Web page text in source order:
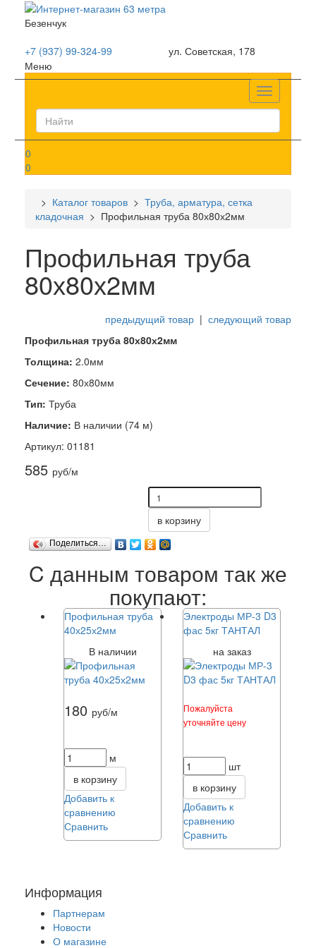
Безенчук
+7 (937) 99-324-99
ул. Советская, 178
Меню
Список
0
0
> Каталог товаров > Труба, арматура, сетка
кладочная > Профильная труба 80х80х2мм
Профильная труба
80х80х2мм
предыдущий товар | следующий товар
Профильная труба 80х80х2мм
Толщина: 2.0мм
Сечение: 80х80мм
Тип: Труба
Наличие: В наличии (74 м)
Артикул: 01181
585 руб/м
в корзину
Поделиться…
C данным товаром так же
покупают:
Профильная труба
40х25х2мм
В наличии
180 руб/м
м
в корзину
Добавить к
сравнению
Сравнить
Электроды МР-3 D3
фас 5кг ТАНТАЛ
на заказ
Пожалуйста
уточняйте цену
шт
в корзину
Добавить к
сравнению
Сравнить
Информация
Партнерам
Новости
О магазине